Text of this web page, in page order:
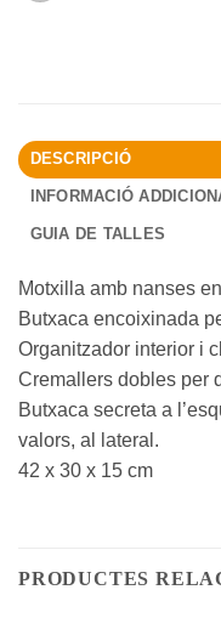
DESCRIPCIÓ
INFORMACIÓ
GUIA DE TALLES
Motxilla amb nanses
Butxaca encoixinada
Organitzador interior i
Cremallers dobles per
Butxaca secreta a
valors, al lateral.
42 x 30 x 15 cm
PRODUCTES